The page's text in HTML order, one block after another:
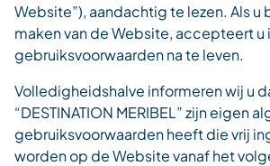
Website”), aandachtig te lezen. Als u
maken van de Website, accepteert
gebruiksvoorwaarden na te leven.
Volledigheidshalve informeren wij u
“DESTINATION MERIBEL” zijn eigen
gebruiksvoorwaarden heeft die vrij
worden op de Website vanaf het